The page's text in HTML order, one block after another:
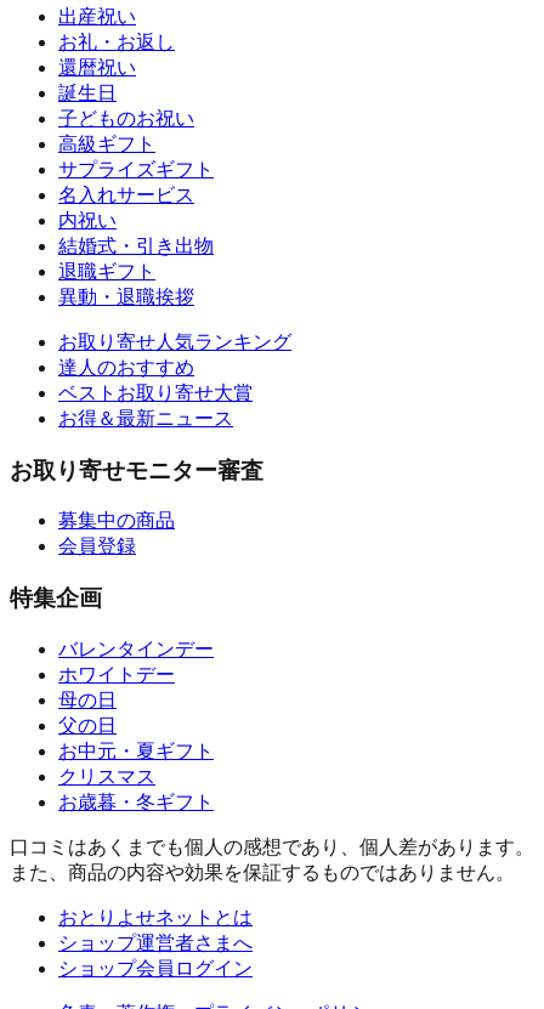
出産祝い
お礼・お返し
還暦祝い
誕生日
子どものお祝い
高級ギフト
サプライズギフト
名入れサービス
内祝い
結婚式・引き出物
退職ギフト
異動・退職挨拶
お取り寄せ人気ランキング
達人のおすすめ
ベストお取り寄せ大賞
お得＆最新ニュース
お取り寄せモニター審査
募集中の商品
会員登録
特集企画
バレンタインデー
ホワイトデー
母の日
父の日
お中元・夏ギフト
クリスマス
お歳暮・冬ギフト
口コミはあくまでも個人の感想であり、個人差があります。
また、商品の内容や効果を保証するものではありません。
おとりよせネットとは
ショップ運営者さまへ
ショップ会員ログイン